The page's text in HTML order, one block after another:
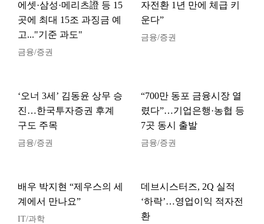
에셋·삼성·메리츠證 등 15
곳에 최대 15조 과징금 예
고..."기준 과도"
금융/증권
자전환 1년 만에 체급 키
운다”
금융/증권
‘오너 3세’ 김동윤 상무 승
진…한국투자증권 후계
구도 주목
금융/증권
“700만 동포 금융시장 열
렸다”…기업은행·농협 등
7곳 동시 출발
금융/증권
배우 박지현 “제우스의 세
계에서 만나요”
IT/과학
데브시스터즈, 2Q 실적
‘하락’…영업이익 적자전
환